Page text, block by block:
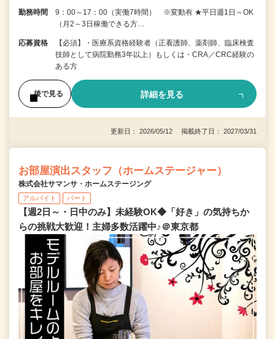
勤務時間
9：00～17：00（実働7時間） ※変動有 ★平日週1日～OK
（月2～3日稼働できる方…
応募資格
【必須】・医療系資格経験者（正看護師、薬剤師、臨床検査
技師として病院勤務3年以上）もしくは・CRA／CRC経験の
ある方
後で見る 詳細を見る
更新日： 2026/05/12 掲載終了日： 2027/03/31
お部屋演出スタッフ（ホームステージャー）
株式会社サマンサ・ホームステージング
アルバイト パート
【週2日～・日中のみ】未経験OK◆「好き」の気持ちか
らの挑戦大歓迎！主婦多数活躍中♪＠東京都